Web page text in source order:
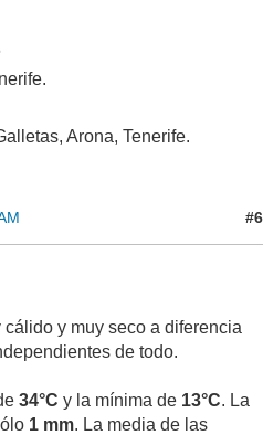
Arona, Tenerife.
#6
y muy seco a diferencia
de todo.
34°C y la mínima de 13°C. La
1 mm. La media de las